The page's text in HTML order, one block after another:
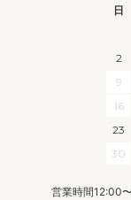
日
2
9
16
23
30
営業時間12:00